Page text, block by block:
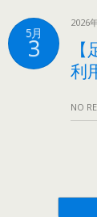
5月
3
2026
利
NO